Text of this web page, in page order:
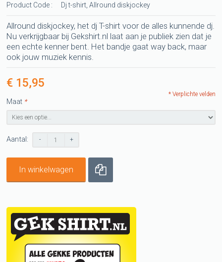
Product Code :
Dj t-shirt, Allround diskjockey
Allround diskjockey, het dj T-shirt voor de alles kunnende dj.
Nu verkrijgbaar bij Gekshirt.nl laat aan je publiek zien dat je
een echte kenner bent. Het bandje gaat way back, maar
ook jouw muziek kennis.
€ 15,95
*
Maat
* Verplichte velden
Aantal: - +
In winkelwagen